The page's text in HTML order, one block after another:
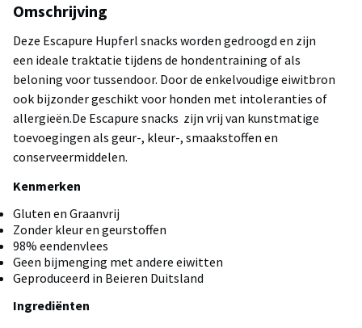
Omschrijving
Deze Escapure Hupferl snacks worden gedroogd en zijn
een ideale traktatie tijdens de hondentraining of als
beloning voor tussendoor. Door de enkelvoudige eiwitbron
ook bijzonder geschikt voor honden met intoleranties of
allergieën.De Escapure snacks zijn vrij van kunstmatige
toevoegingen als geur-, kleur-, smaakstoffen en
conserveermiddelen.
Kenmerken
Gluten en Graanvrij
Zonder kleur en geurstoffen
98% eendenvlees
Geen bijmenging met andere eiwitten
Geproduceerd in Beieren Duitsland
Ingrediënten